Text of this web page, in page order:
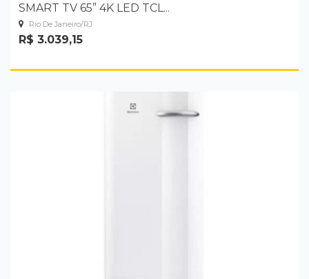
SMART TV 65” 4K LED TCL...
Rio De Janeiro/RJ
R$ 3.039,15